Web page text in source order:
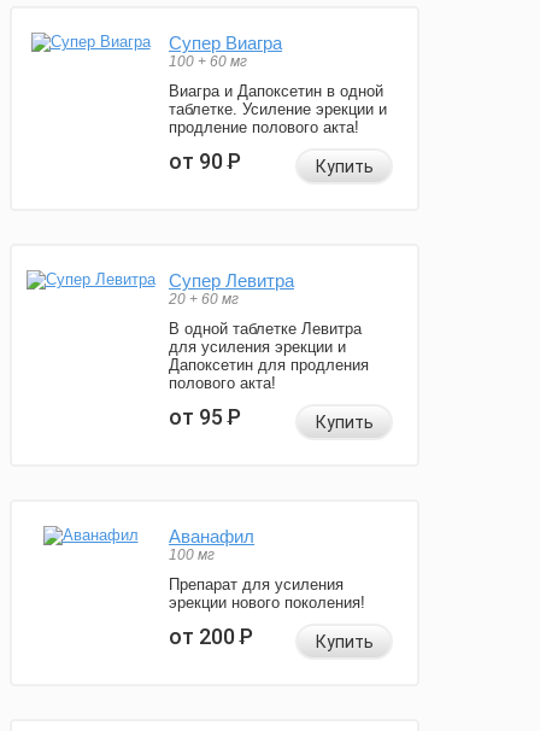
Супер Виагра
100 + 60 мг
Виагра и Дапоксетин в одной
таблетке. Усиление эрекции и
продление полового акта!
от 90Р Купить
Супер Левитра
20 + 60 мг
В одной таблетке Левитра
для усиления эрекции и
Дапоксетин для продления
полового акта!
от 95Р Купить
Аванафил
100 мг
Препарат для усиления
эрекции нового поколения!
от 200Р Купить